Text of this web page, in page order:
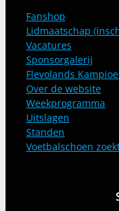
Fanshop
Lidmaatschap
Vacatures
Sponsorgalerij
Flevolands
Over de website
Weekprogramma
Uitslagen
Standen
Voetbalschoen